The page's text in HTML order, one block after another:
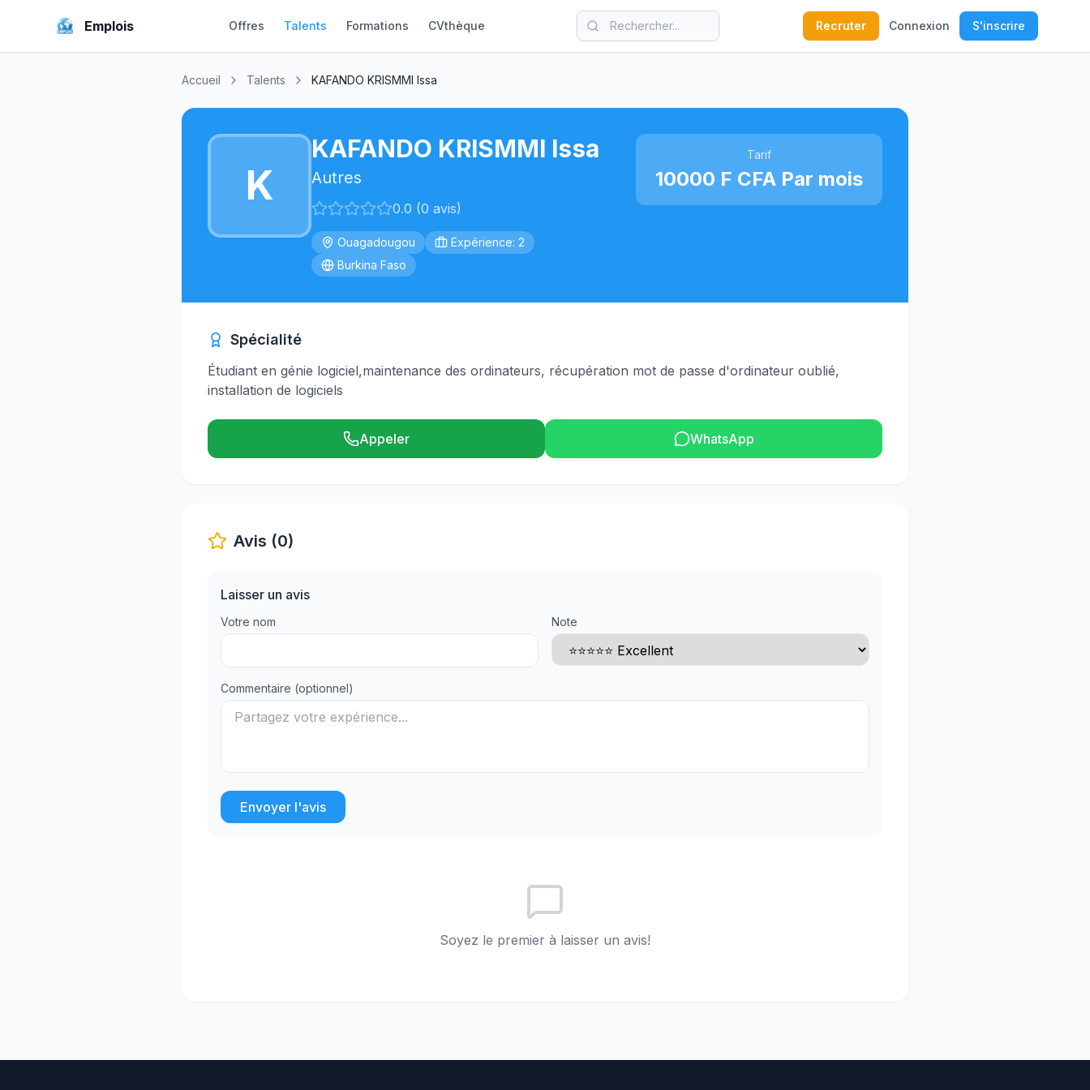
Emplois Offres Talents Formations CVthèque Recruter Connexion S'inscrire
Accueil Talents KAFANDO KRISMMI Issa
K
KAFANDO KRISMMI Issa
Autres
0.0 (0 avis)
Ouagadougou
Expérience: 2
Burkina Faso
Tarif
10000 F CFA Par mois
Spécialité
Étudiant en génie logiciel,maintenance des ordinateurs, récupération mot de passe d'ordinateur oublié,
installation de logiciels
Appeler WhatsApp
Avis (0)
Laisser un avis
Votre nom Note
Commentaire (optionnel)
Envoyer l'avis
Soyez le premier à laisser un avis!